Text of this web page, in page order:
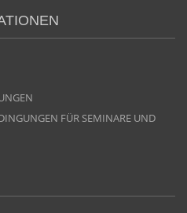
FÜR SEMINARE UND